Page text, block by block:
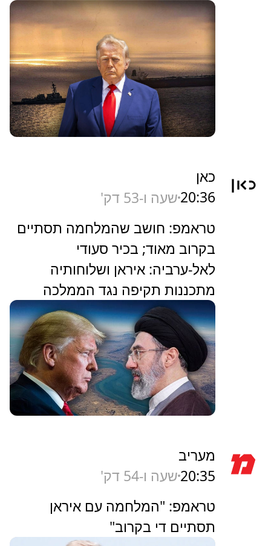
כאן
20:36שעה ו-53 דק'
טראמפ: חושב שהמלחמה תסתיים
בקרוב מאוד; בכיר סעודי
לאל-ערביה: איראן ושלוחותיה
מתכננות תקיפה נגד הממלכה
מעריב
20:35שעה ו-54 דק'
טראמפ: "המלחמה עם איראן
תסתיים די בקרוב"